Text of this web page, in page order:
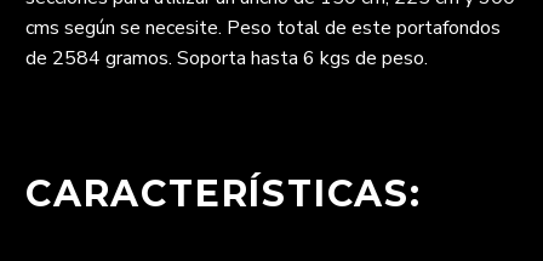
cms según se necesite. Peso total de este portafondos
de 2584 gramos. Soporta hasta 6 kgs de peso.
CARACTERÍSTICAS: